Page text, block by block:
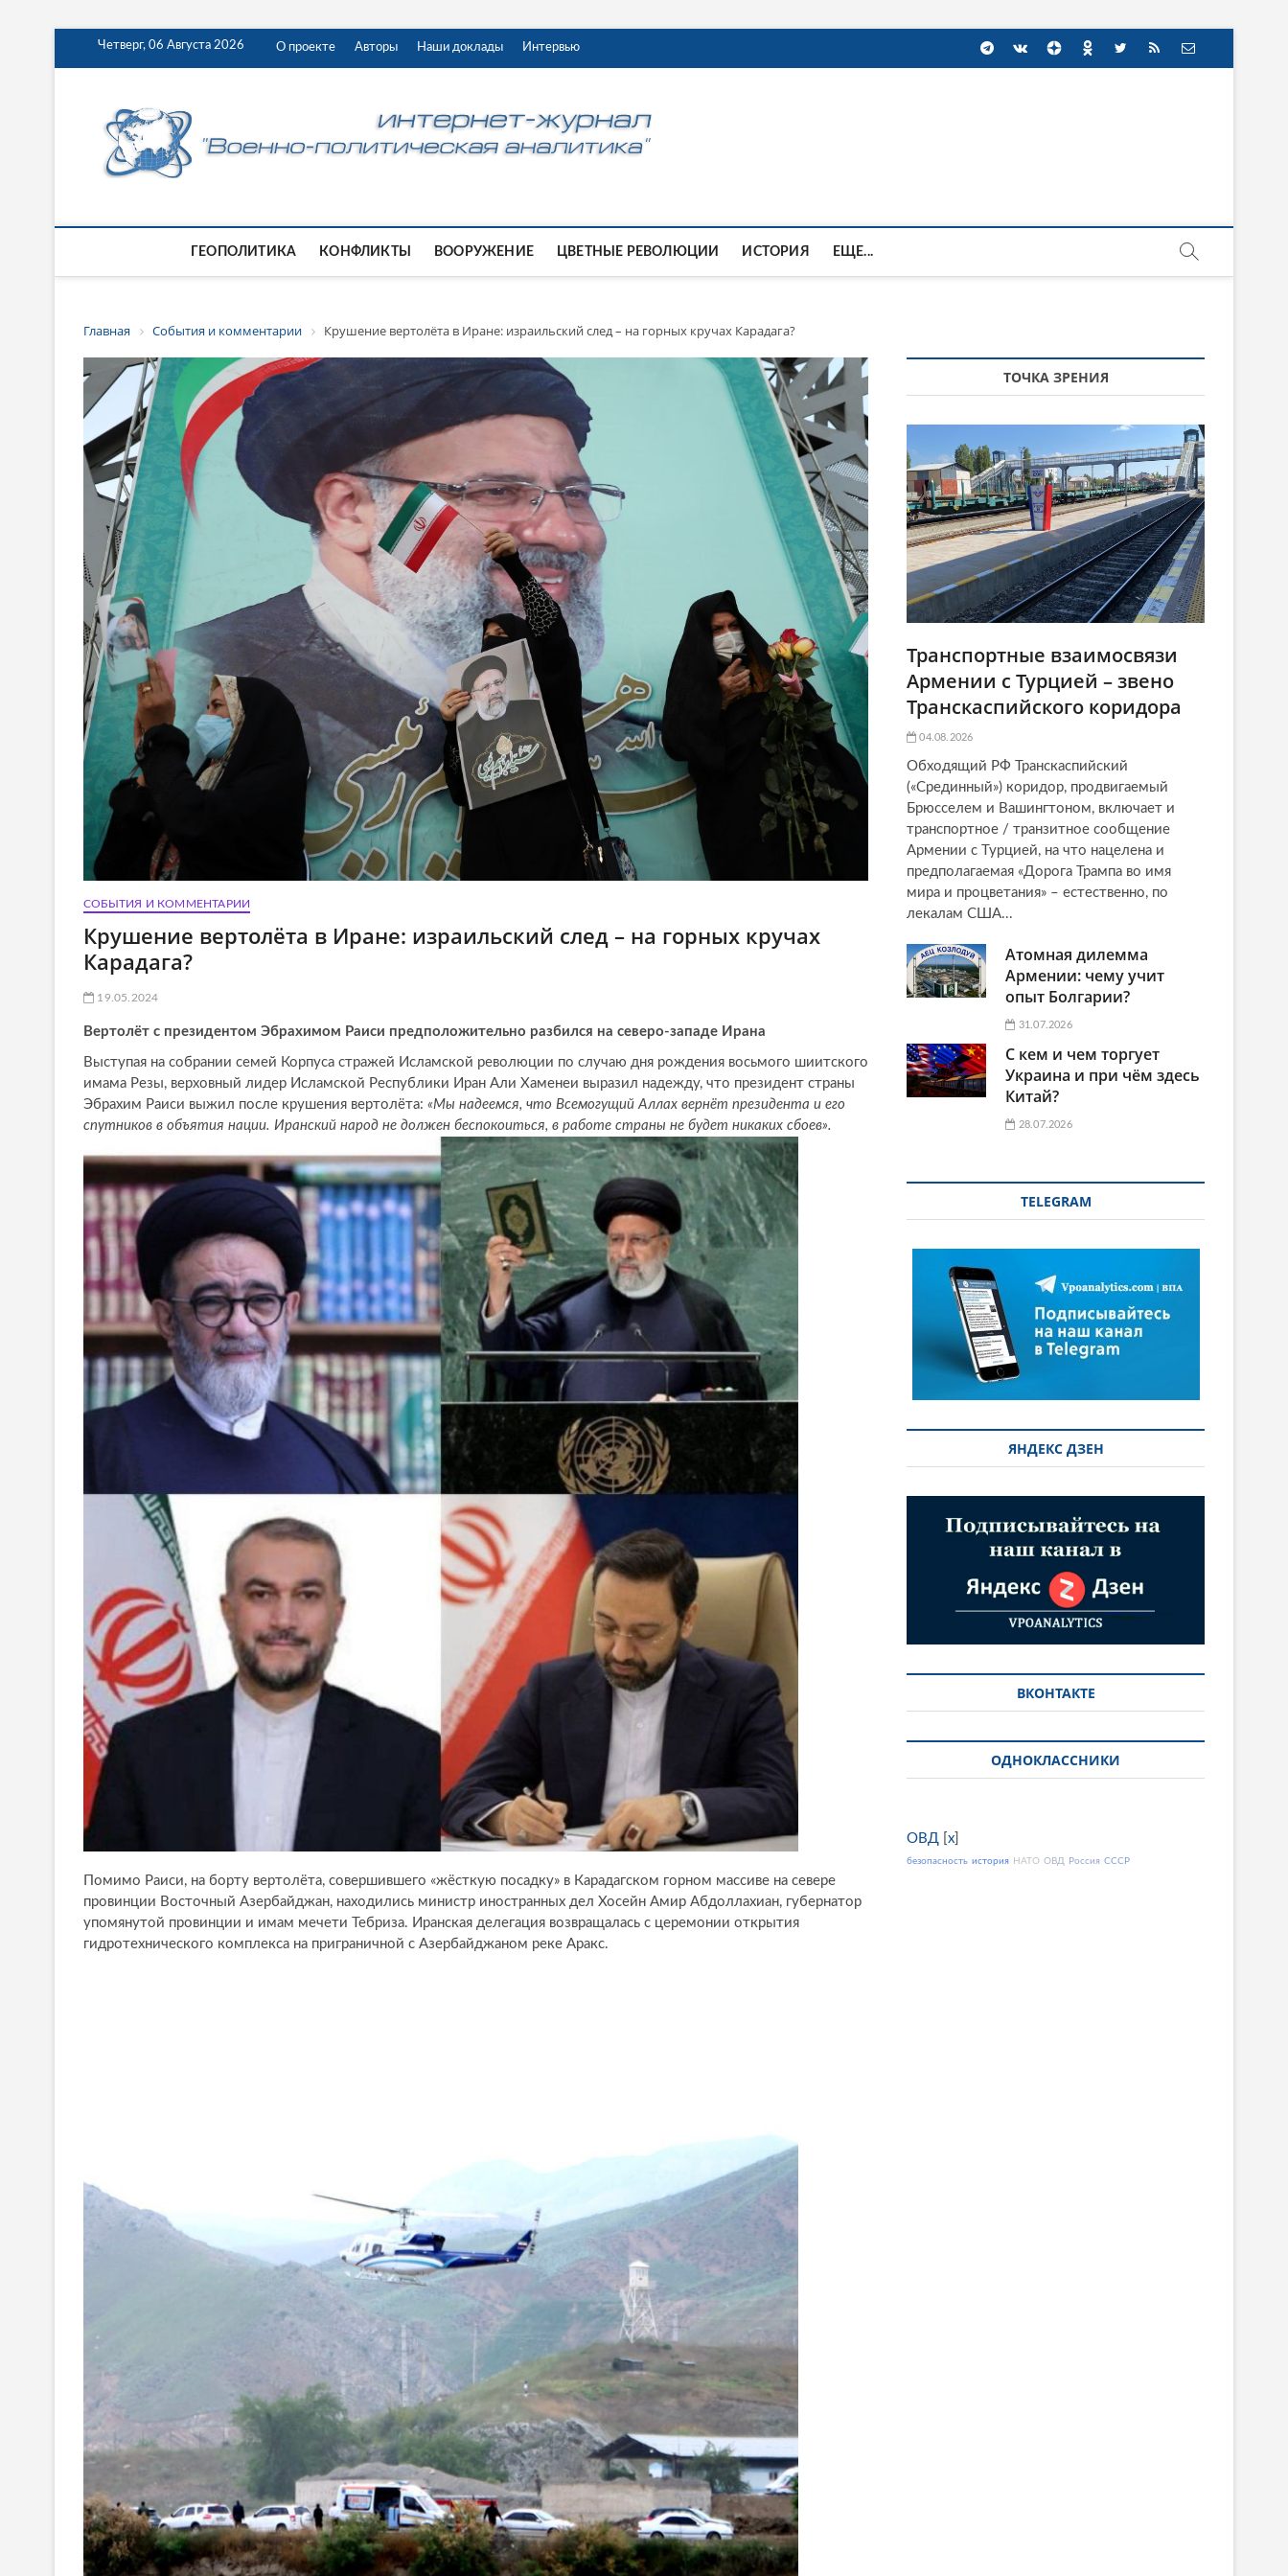
Четверг, 06 Августа 2026 О проекте Авторы Наши доклады Интервью
ГЕОПОЛИТИКА КОНФЛИКТЫ ВООРУЖЕНИЕ ЦВЕТНЫЕ РЕВОЛЮЦИИ ИСТОРИЯ ЕЩЕ...
Главная События и комментарии Крушение вертолёта в Иране: израильский след – на горных кручах Карадага?
СОБЫТИЯ И КОММЕНТАРИИ
Крушение вертолёта в Иране: израильский след – на горных кручах
Карадага?
19.05.2024
Вертолёт с президентом Эбрахимом Раиси предположительно разбился на северо-западе Ирана
Выступая на собрании семей Корпуса стражей Исламской революции по случаю дня рождения восьмого шиитского
имама Резы, верховный лидер Исламской Республики Иран Али Хаменеи выразил надежду, что президент страны
Эбрахим Раиси выжил после крушения вертолёта: «Мы надеемся, что Всемогущий Аллах вернёт президента и его
спутников в объятия нации. Иранский народ не должен беспокоиться, в работе страны не будет никаких сбоев».
Помимо Раиси, на борту вертолёта, совершившего «жёсткую посадку» в Карадагском горном массиве на севере
провинции Восточный Азербайджан, находились министр иностранных дел Хосейн Амир Абдоллахиан, губернатор
упомянутой провинции и имам мечети Тебриза. Иранская делегация возвращалась с церемонии открытия
гидротехнического комплекса на приграничной с Азербайджаном реке Аракс.
ТОЧКА ЗРЕНИЯ
Транспортные взаимосвязи
Армении с Турцией – звено
Транскаспийского коридора
04.08.2026
Обходящий РФ Транскаспийский
(«Срединный») коридор, продвигаемый
Брюсселем и Вашингтоном, включает и
транспортное / транзитное сообщение
Армении с Турцией, на что нацелена и
предполагаемая «Дорога Трампа во имя
мира и процветания» – естественно, по
лекалам США...
Атомная дилемма
Армении: чему учит
опыт Болгарии?
31.07.2026
С кем и чем торгует
Украина и при чём здесь
Китай?
28.07.2026
TELEGRAM
ЯНДЕКС ДЗЕН
ВКОНТАКТЕ
ОДНОКЛАССНИКИ
ОВД x
безопасность история НАТО ОВД Россия СССР